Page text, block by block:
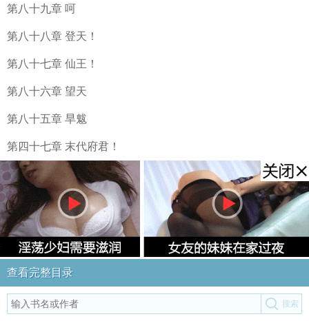
第八十九章 呵
第八十八章 登天！
第八十七章 仙王！
第八十六章 望天
第八十五章 旱魃
第四十七章 末代府君！
查看完整目录